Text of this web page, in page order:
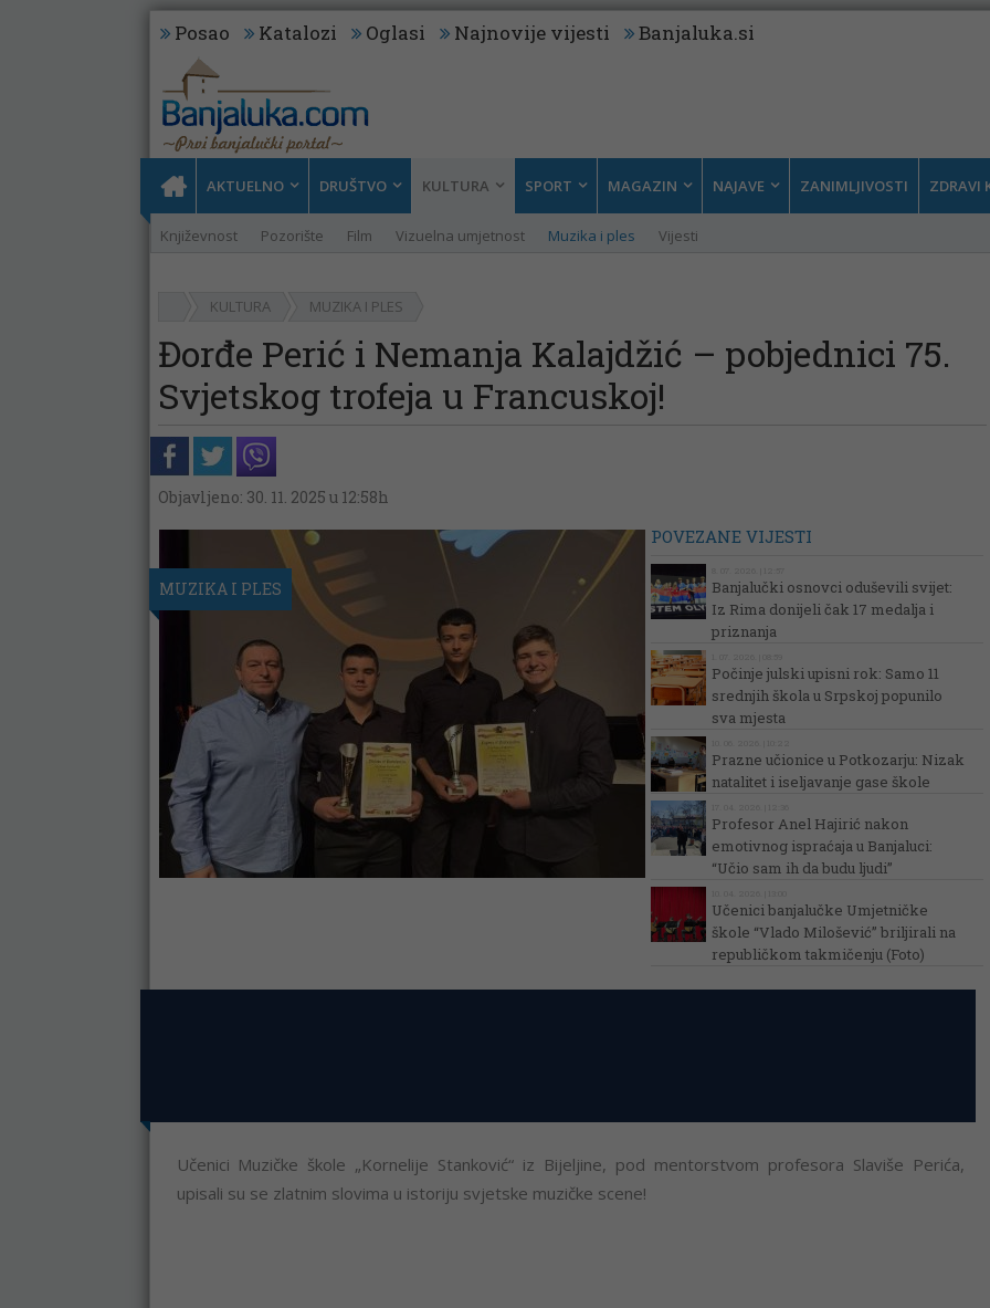
Posao Katalozi Oglasi Najnovije vijesti Banjaluka.si
AKTUELNO DRUŠTVO KULTURA
Književnost Pozorište Film Vizuelna umjetnost Muzika i ples Vijesti
SPORT MAGAZIN NAJAVE ZANIMLJIVOSTI ZDRAVI
KULTURA MUZIKA I PLES
Đorđe Perić i Nemanja Kalajdžić – pobjednici 75.
Svjetskog trofeja u Francuskoj!
Objavljeno: 30. 11. 2025 u 12:58h
MUZIKA I PLES
POVEZANE VIJESTI
Banjalučki osnovci oduševili svijet:
Iz Rima donijeli čak 17 medalja i
priznanja
Počinje julski upisni rok: Samo 11
srednjih škola u Srpskoj popunilo
sva mjesta
Prazne učionice u Potkozarju: Nizak
natalitet i iseljavanje gase škole
Profesor Anel Hajirić nakon
emotivnog ispraćaja u Banjaluci:
“Učio sam ih da budu ljudi”
Učenici banjalučke Umjetničke
škole “Vlado Milošević” briljirali na
republičkom takmičenju (Foto)
Učenici Muzičke škole „Kornelije Stanković“ iz Bijeljine, pod mentorstvom profesora Slaviše Perića,
upisali su se zlatnim slovima u istoriju svjetske muzičke scene!